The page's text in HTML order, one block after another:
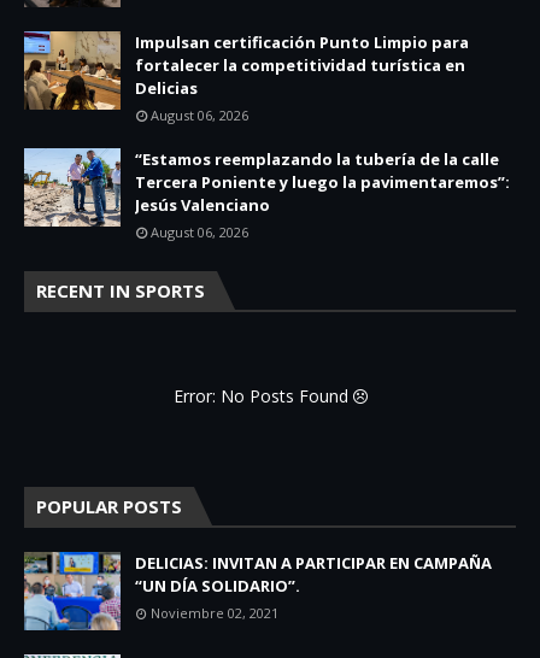
Impulsan certificación Punto Limpio para
fortalecer la competitividad turística en
Delicias
August 06, 2026
“Estamos reemplazando la tubería de la calle
Tercera Poniente y luego la pavimentaremos”:
Jesús Valenciano
August 06, 2026
RECENT IN SPORTS
Error: No Posts Found
POPULAR POSTS
DELICIAS: INVITAN A PARTICIPAR EN CAMPAÑA
“UN DÍA SOLIDARIO”.
Noviembre 02, 2021